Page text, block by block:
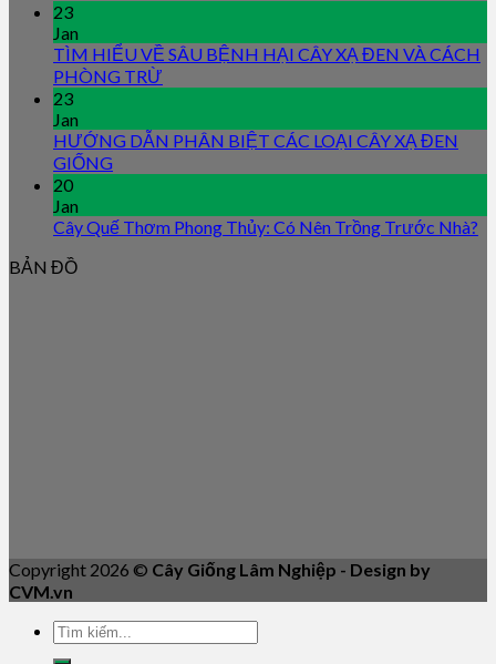
23
Jan
TÌM HIỂU VỀ SÂU BỆNH HẠI CÂY XẠ ĐEN VÀ CÁCH
PHÒNG TRỪ
23
Jan
HƯỚNG DẪN PHÂN BIỆT CÁC LOẠI CÂY XẠ ĐEN
GIỐNG
20
Jan
Cây Quế Thơm Phong Thủy: Có Nên Trồng Trước Nhà?
BẢN ĐỒ
Copyright 2026 © Cây Giống Lâm Nghiệp - Design by
CVM.vn